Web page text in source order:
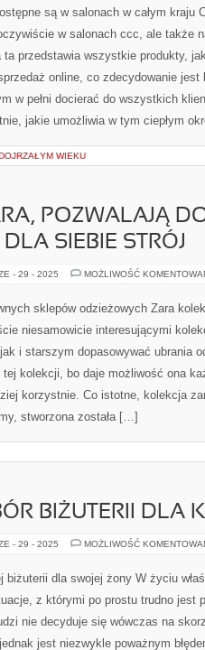
są w salonach w całym kraju
w salonach ccc, ale także
przedstawia wszystkie produkty,
online, co zdecydowanie jest
w pełni docierać do wszystkich
jakie umożliwia w tym ciepłym
WIEKU
POZWALAJĄ
SIEBIE STRÓJ
- 29 - 2025 MOŻLIWOŚĆ
sklepów odzieżowych Zara
niesamowicie interesującymi
i starszym dopasowywać ubrania
kolekcji, bo daje możliwość ona
korzystnie. Co istotne, kolekcja
stworzona została […]
BIŻUTERII DLA
- 29 - 2025 MOŻLIWOŚĆ
dla swojej żony W życiu
z którymi po prostu trudno jest
nie decyduje się wówczas na
jest niezwykle poważnym